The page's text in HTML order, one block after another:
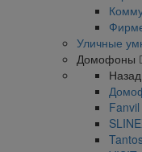
Уличные
Домофоны
Назад
Fanvil